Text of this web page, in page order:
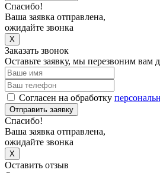
Спасибо!
Ваша заявка отправлена,
ожидайте звонка
X
Заказать звонок
Оставьте заявку, мы перезвоним вам
Согласен на обработку
Отправить заявку
Спасибо!
Ваша заявка отправлена,
ожидайте звонка
X
Оставить отзыв